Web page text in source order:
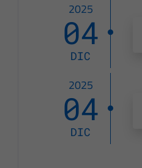
2025
04
DIC
2025
04
DIC